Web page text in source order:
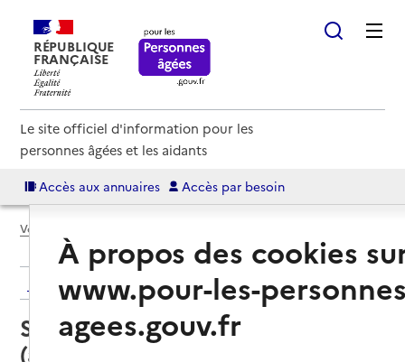
RÉPUBLIQUE
FRANÇAISE
Le site officiel d'information pour les
personnes âgées et les aidants
Accès aux annuaires Accès par besoin
Voir le fil d’Ariane
Retour aux résultats de l'annuaire
Service autonomie à domicile
(aide) – Maintien Adom
À propos des cookies
www.pour-les-
agees.gouv.fr